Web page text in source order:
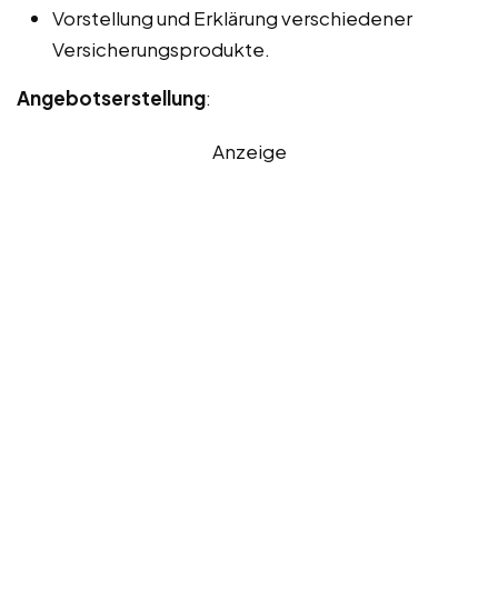
Vorstellung und Erklärung verschiedener
Versicherungsprodukte.
Angebotserstellung:
Anzeige